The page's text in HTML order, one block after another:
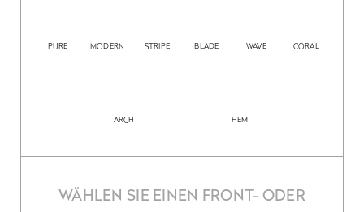
PURE MODERN STRIPE BLADE WAVE CORAL
ARCH HEM
WÄHLEN SIE EINEN FRONT- ODER